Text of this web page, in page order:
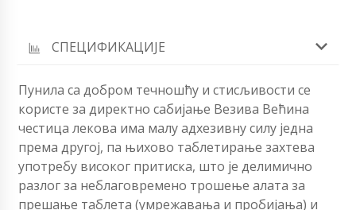
СПЕЦИФИКАЦИЈЕ
Пунила са добром течношћу и стисљивости се
користе за директно сабијање Везива Већина
честица лекова има малу адхезивну силу једна
према другој, па њихово таблетирање захтева
употребу високог притиска, што је делимично
разлог за неблаговремено трошење алата за
прешање таблета (умрежавања и пробијања) и